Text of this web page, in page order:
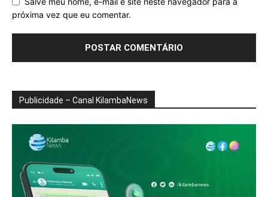
próxima vez que eu comentar.
Publicidade – Canal KilambaNews